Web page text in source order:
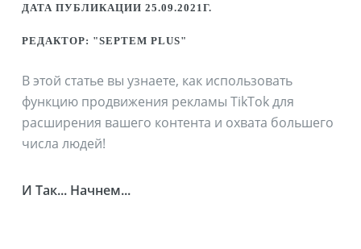
ДАТА ПУБЛИКАЦИИ 25.09.2021Г.
РЕДАКТОР: "SEPTEM PLUS"
В этой статье вы узнаете, как использовать
функцию продвижения рекламы TikTok для
расширения вашего контента и охвата большего
числа людей!
И Так... Начнем...